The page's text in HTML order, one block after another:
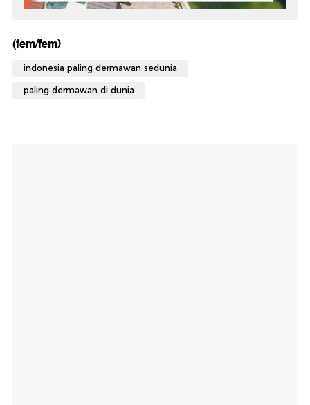
(fem/fem)
indonesia paling dermawan sedunia
paling dermawan di dunia